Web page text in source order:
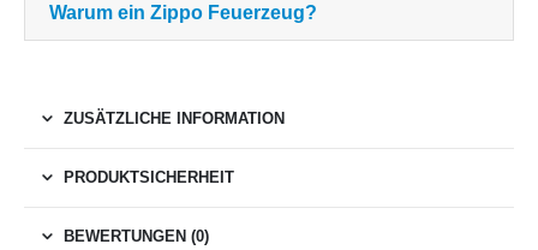
Warum ein Zippo Feuerzeug?
ZUSÄTZLICHE INFORMATION
PRODUKTSICHERHEIT
BEWERTUNGEN (0)